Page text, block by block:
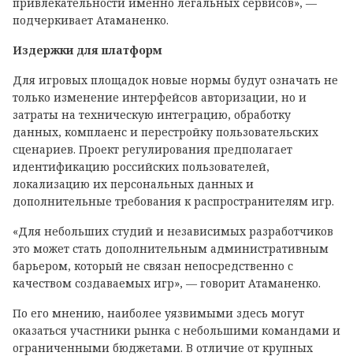
подчеркивает Атаманенко.
Издержки для платформ
Для игровых площадок новые нормы будут означать не
только изменение интерфейсов авторизации, но и
затраты на техническую интеграцию, обработку
данных, комплаенс и перестройку пользовательских
сценариев. Проект регулирования предполагает
идентификацию российских пользователей,
локализацию их персональных данных и
дополнительные требования к распространителям игр.
«Для небольших студий и независимых разработчиков
это может стать дополнительным административным
барьером, который не связан непосредственно с
качеством создаваемых игр», — говорит Атаманенко.
По его мнению, наиболее уязвимыми здесь могут
оказаться участники рынка с небольшими командами и
ограниченными бюджетами. В отличие от крупных